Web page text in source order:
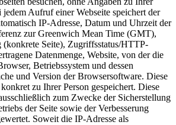
jedem Aufruf einer Webseite speichert der
IP-Adresse, Datum und Uhrzeit der
zur Greenwich Mean Time (GMT),
Seite), Zugriffsstatus/HTTP-
Datenmenge, Website, von der die
Betriebssystem und dessen
und Version der Browsersoftware. Diese
zu Ihrer Person gespeichert. Diese
zum Zwecke der Sicherstellung
der Seite sowie der Verbesserung
Soweit die IP-Adresse als